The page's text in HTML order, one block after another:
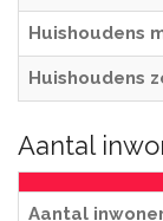
Huishoudens
Huishoudens
Aantal
Aantal